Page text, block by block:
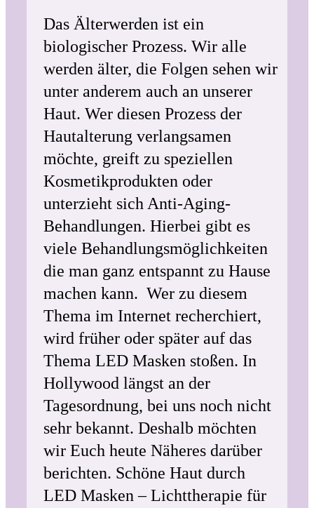
Das Älterwerden ist ein
biologischer Prozess. Wir alle
werden älter, die Folgen sehen wir
unter anderem auch an unserer
Haut. Wer diesen Prozess der
Hautalterung verlangsamen
möchte, greift zu speziellen
Kosmetikprodukten oder
unterzieht sich Anti-Aging-
Behandlungen. Hierbei gibt es
viele Behandlungsmöglichkeiten
die man ganz entspannt zu Hause
machen kann. Wer zu diesem
Thema im Internet recherchiert,
wird früher oder später auf das
Thema LED Masken stoßen. In
Hollywood längst an der
Tagesordnung, bei uns noch nicht
sehr bekannt. Deshalb möchten
wir Euch heute Näheres darüber
berichten. Schöne Haut durch
LED Masken – Lichttherapie für